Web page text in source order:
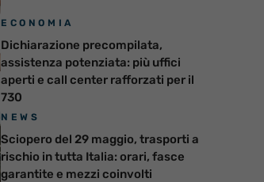
ECONOMIA
Dichiarazione precompilata,
assistenza potenziata: più uffici
aperti e call center rafforzati per il
730
NEWS
Sciopero del 29 maggio, trasporti a
rischio in tutta Italia: orari, fasce
garantite e mezzi coinvolti